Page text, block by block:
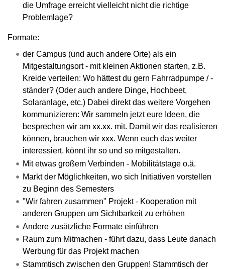
die Umfrage erreicht vielleicht nicht die richtige
Problemlage?
Formate:
der Campus (und auch andere Orte) als ein
Mitgestaltungsort - mit kleinen Aktionen starten, z.B.
Kreide verteilen: Wo hättest du gern Fahrradpumpe / -
ständer? (Oder auch andere Dinge, Hochbeet,
Solaranlage, etc.) Dabei direkt das weitere Vorgehen
kommunizieren: Wir sammeln jetzt eure Ideen, die
besprechen wir am xx.xx. mit. Damit wir das realisieren
können, brauchen wir xxx. Wenn euch das weiter
interessiert, könnt ihr so und so mitgestalten.
Mit etwas großem Verbinden - Mobilitätstage o.ä.
Markt der Möglichkeiten, wo sich Initiativen vorstellen
zu Beginn des Semesters
"Wir fahren zusammen" Projekt - Kooperation mit
anderen Gruppen um Sichtbarkeit zu erhöhen
Andere zusätzliche Formate einführen
Raum zum Mitmachen - führt dazu, dass Leute danach
Werbung für das Projekt machen
Stammtisch zwischen den Gruppen! Stammtisch der